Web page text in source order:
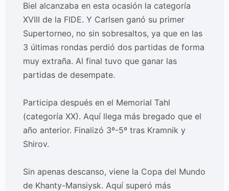
Biel alcanzaba en esta ocasión la categoría
XVIII de la FIDE. Y Carlsen ganó su primer
Supertorneo, no sin sobresaltos, ya que en las
3 últimas rondas perdió dos partidas de forma
muy extraña. Al final tuvo que ganar las
partidas de desempate.
Participa después en el Memorial Tahl
(categoría XX). Aquí llega más bregado que el
año anterior. Finalizó 3º-5º tras Kramnik y
Shirov.
Sin apenas descanso, viene la Copa del Mundo
de Khanty-Mansiysk. Aquí superó más